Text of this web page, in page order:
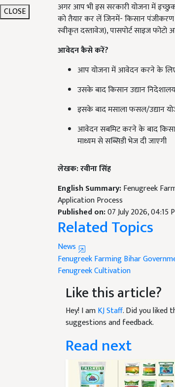
CLOSE
अगर आप भी इस सरकारी योजना में
को तैयार कर लें जिनमें- किसान पंजीकरण
स्वीकृत दस्तावेज), पासपोर्ट साइज फोटो
आवेदन कैसे करें?
आप योजना में आवेदन करने के लिए
उसके बाद किसान उद्यान
इसके बाद मसाला फसल/उद्यान
आवेदन सबमिट करने के बाद
माध्यम से सब्सिडी भेज दी जाएगी
लेखक: रवीना सिंह
English Summary:Fenugreek
Application Process
Published on:07 July 2026, 04:15
Related Topics
News
Fenugreek FarmingBihar
Fenugreek Cultivation
Like this article?
Hey! I amKJ Staff. Did you liked
suggestions and feedback.
Read next